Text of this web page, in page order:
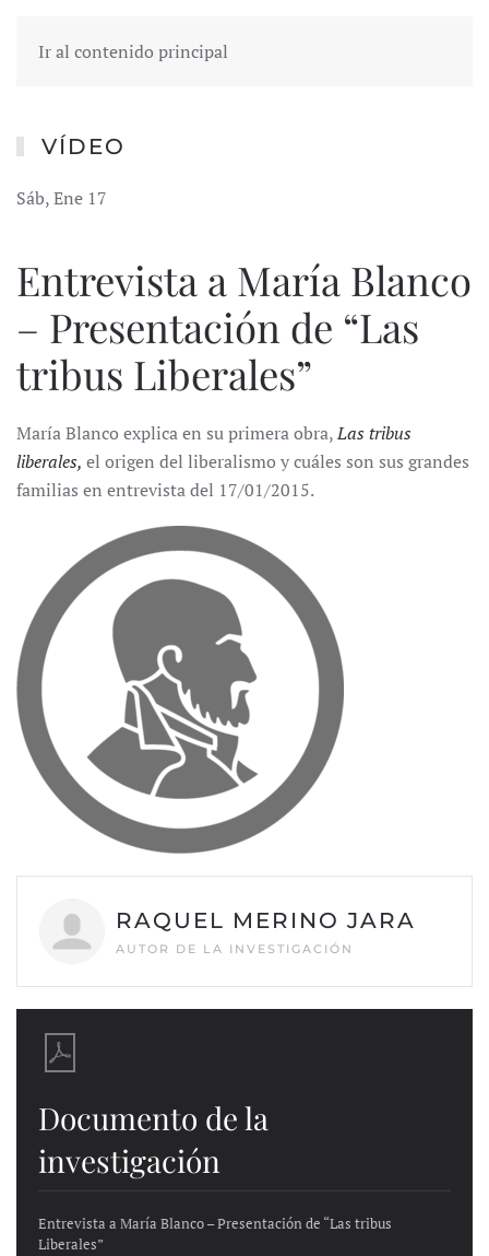
Ir al contenido principal
VÍDEO
Sáb, Ene 17
Entrevista a María Blanco
– Presentación de “Las
tribus Liberales”
María Blanco explica en su primera obra,Las tribus
liberales, el origen del liberalismo y cuáles son sus grandes
familias en entrevista del 17/01/2015.
RAQUEL MERINO JARA
AUTOR DE LA INVESTIGACIÓN
Documento de la
investigación
Entrevista a María Blanco – Presentación de “Las tribus
Liberales”